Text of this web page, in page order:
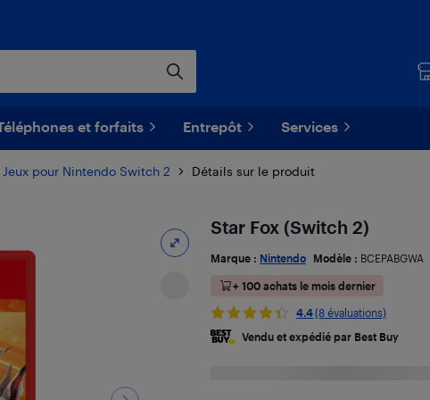
et forfaits Entrepôt Services
Jeux pour Nintendo Switch 2 Détails sur le produit
Star Fox (Switch 2)
Marque : Nintendo Modèle : BCEPABGWA
+ 100 achats le mois dernier
4.4(8 évaluations)
Vendu et expédié par Best Buy